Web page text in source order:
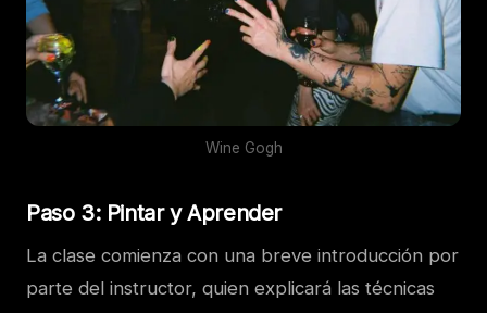
Wine Gogh
Paso 3: Pintar y Aprender
La clase comienza con una breve introducción por
parte del instructor, quien explicará las técnicas